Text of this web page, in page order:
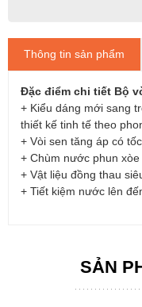
Thông tin sản phẩm
Đặc điểm chi tiết Bộ
+ Kiểu dáng mới sang
thiết kế tinh tế theo
+ Vòi sen tăng áp có
+ Chùm nước phun xòe
+ Vật liệu đồng thau
+ Tiết kiệm nước lên
SẢN